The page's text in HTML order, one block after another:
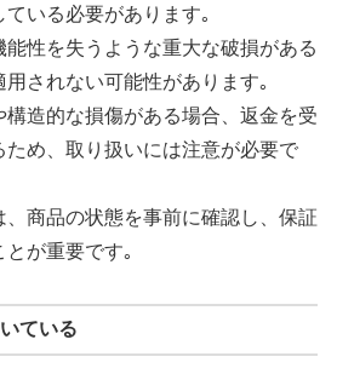
いる必要があります｡
性を失うような重大な破損がある
されない可能性があります｡
造的な損傷がある場合、返金を受
ため、取り扱いには注意が必要で
商品の状態を事前に確認し、保証
が重要です｡
ている